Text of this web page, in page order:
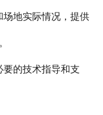
场地实际情况，提供
要的技术指导和支